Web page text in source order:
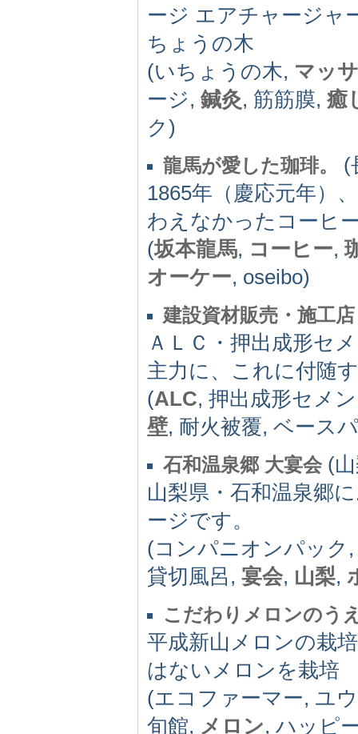
ージ エアチャージャ
ちょうの木
(いちょうの木, マッ
ージ, 鍼灸, 筋筋膜, 癒
ク)
龍馬が愛した珈琲。
(
1865年（慶応元年）
わえなかったコーヒ
(坂本龍馬, コーヒー,
オーケー, oseibo)
建設資材販売・施工
ＡＬＣ・押出成形セ
主力に、これに付随
(ALC, 押出成形セメ
壁, 耐火被覆, ベース
石和温泉郷 大宴会(山
山梨県・石和温泉郷
ージです。
(コンパニオンパック
貸切風呂, 宴会, 山梨,
こだわりメロンのう
平成新山メロンの栽
はないメロンを栽培
(エコファーマー, ユ
旬館, メロン, ハッピ